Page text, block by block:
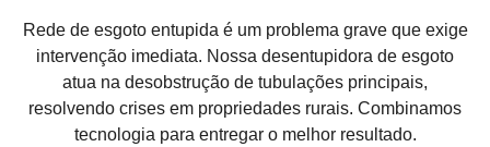
Rede de esgoto entupida é um problema grave que exige
intervenção imediata. Nossa desentupidora de esgoto
atua na desobstrução de tubulações principais,
resolvendo crises em propriedades rurais. Combinamos
tecnologia para entregar o melhor resultado.